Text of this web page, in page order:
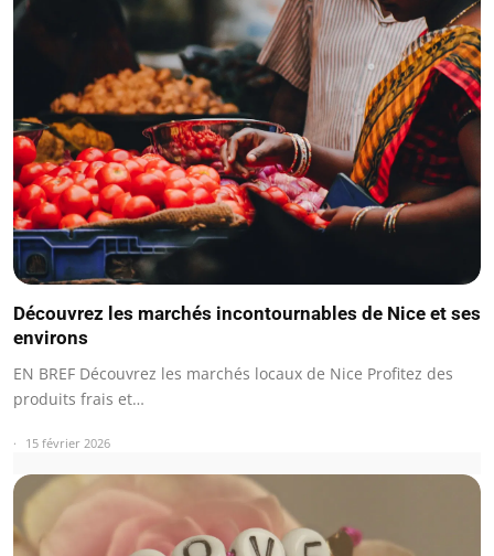
Découvrez les marchés incontournables de Nice et ses
environs
EN BREF Découvrez les marchés locaux de Nice Profitez des
produits frais et…
15 février 2026